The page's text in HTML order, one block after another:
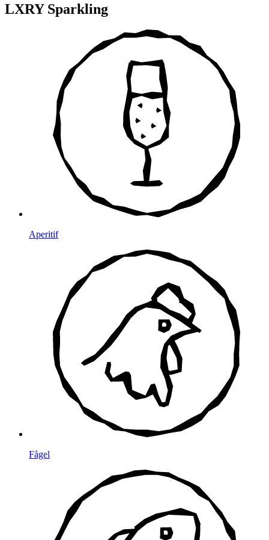
LXRY Sparkling
Aperitif
Fågel